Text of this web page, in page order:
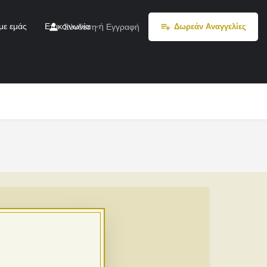
εμάς Επικοινωνία
Σύνδεση ή Εγγραφή Δωρεάν Αναγγελίες